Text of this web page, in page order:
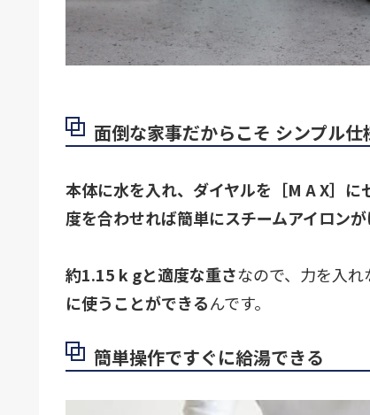
面倒な家事だからこそ シンプル仕
本体に水を入れ、ダイヤルを［M A X］
度を合わせれば簡単にスチームアイロンが
約1.15 k gと適度な重さなので、力を入れ
に使うことができるんです。
簡単操作ですぐに給湯できる